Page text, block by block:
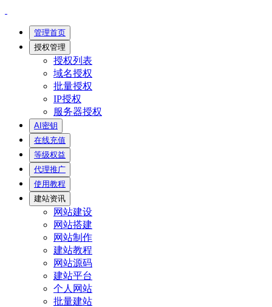
管理首页
授权管理
授权列表
域名授权
批量授权
IP授权
服务器授权
AI密钥
在线充值
等级权益
代理推广
使用教程
建站资讯
网站建设
网站搭建
网站制作
建站教程
网站源码
建站平台
个人网站
批量建站